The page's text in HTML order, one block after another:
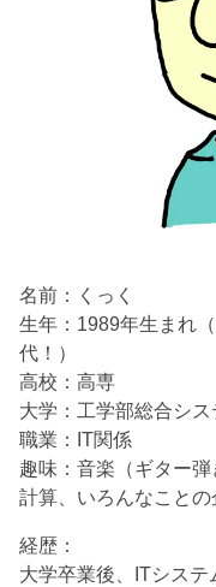
名前：くっく
生年：1989年生まれ
代！）
高校：高専
大学：工学部総合シ
職業：IT関係
趣味：音楽（ギター
計算、いろんなことの
経歴：
大学卒業後、ITシステ